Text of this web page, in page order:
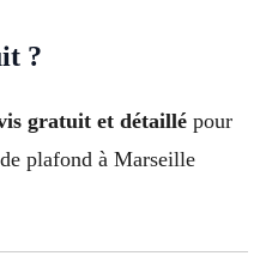
?
gratuit et détaillé pour
plafond à Marseille